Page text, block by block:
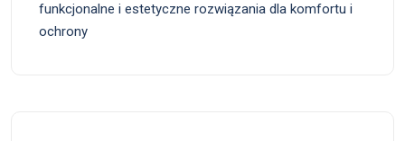
funkcjonalne i estetyczne rozwiązania dla komfortu i
ochrony